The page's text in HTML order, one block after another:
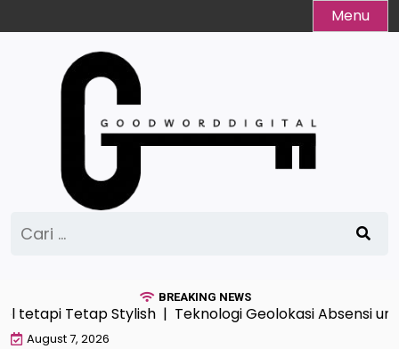
to
Menu
untuk:
BREAKING NEWS
tetapi Tetap Stylish | Teknologi Geolokasi Absensi
August 7, 2026